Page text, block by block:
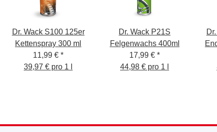
Dr. Wack S100 125er
Kettenspray 300 ml
11,99 € *
39,97 € pro 1 l
Dr. Wack P21S
Felgenwachs 400ml
17,99 € *
44,98 € pro 1 l